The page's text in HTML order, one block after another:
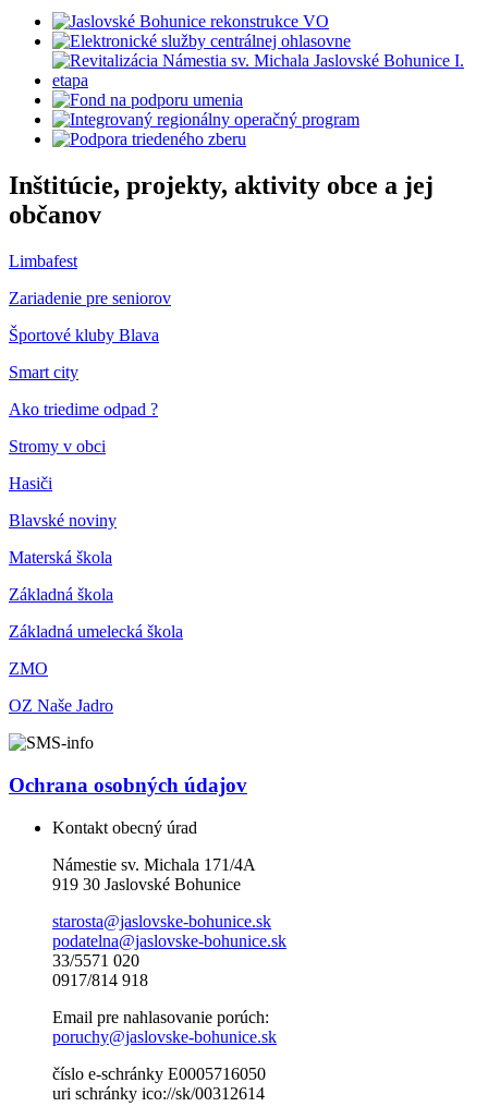
Inštitúcie, projekty, aktivity obce a jej
občanov
Limbafest
Zariadenie pre seniorov
Športové kluby Blava
Smart city
Ako triedime odpad ?
Stromy v obci
Hasiči
Blavské noviny
Materská škola
Základná škola
Základná umelecká škola
ZMO
OZ Naše Jadro
Ochrana osobných údajov
Kontakt obecný úrad
Námestie sv. Michala 171/4A
919 30 Jaslovské Bohunice
starosta@jaslovske-bohunice.sk
podatelna@jaslovske-bohunice.sk
33/5571 020
0917/814 918
Email pre nahlasovanie porúch:
poruchy@jaslovske-bohunice.sk
číslo e-schránky E0005716050
uri schránky ico://sk/00312614